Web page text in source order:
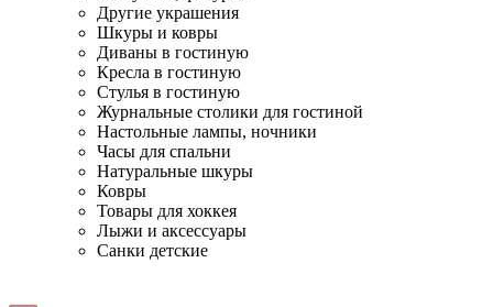
Другие украшения
Шкуры и ковры
Диваны в гостиную
Кресла в гостиную
Стулья в гостиную
Журнальные столики для гостиной
Настольные лампы, ночники
Часы для спальни
Натуральные шкуры
Ковры
Товары для хоккея
Лыжи и аксессуары
Санки детские